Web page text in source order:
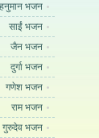
हनुमान भजन
साईं भजन
जैन भजन
दुर्गा भजन
गणेश भजन
राम भजन
गुरुदेव भजन